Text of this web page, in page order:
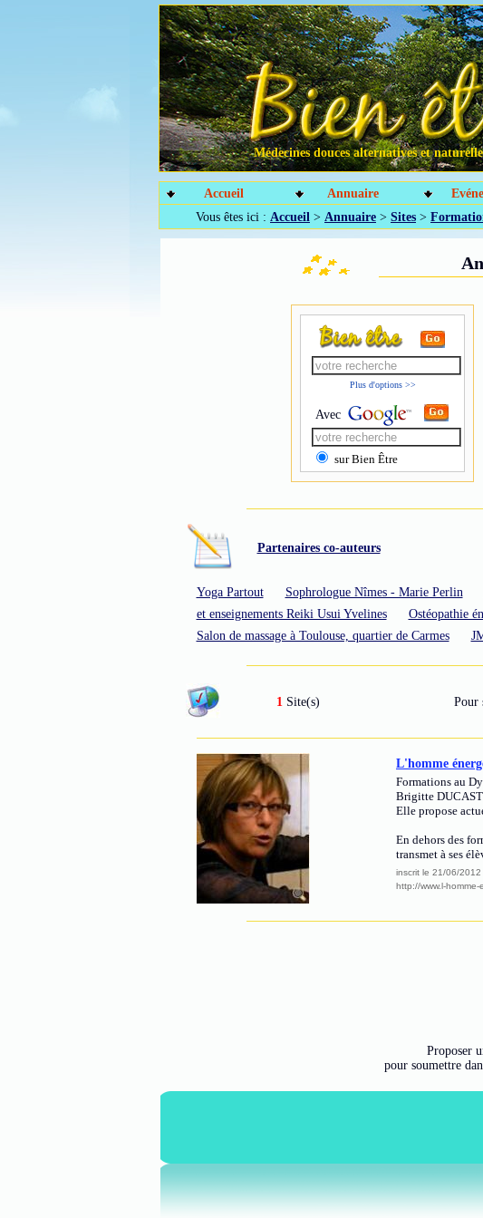
Médecines douces alternatives et
Accueil Annuaire
Vous êtes ici : Accueil > Annuaire > Sites >
Plus d'options >>
Avec
sur Bien Être
Partenaires co-auteurs
Yoga Partout
Sophrologue Nîmes - Marie Perlin
et enseignements Reiki Usui Yvelines
Ostéopathie
Salon de massage à Toulouse, quartier de Carmes
1 Site(s) Pour
L'homme
Formations au
Brigitte
Elle propose
En dehors des
transmet à ses
inscrit le 21/06/2012
http://www.l-
Proposer
pour soumettre